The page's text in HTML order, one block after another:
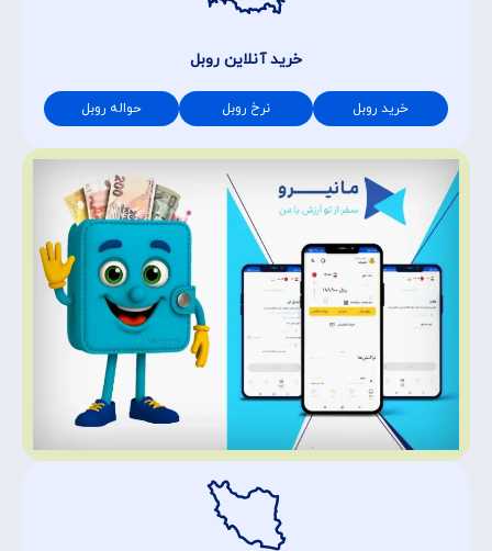
خرید آنلاین روبل
خرید روبل نرخ روبل حواله روبل